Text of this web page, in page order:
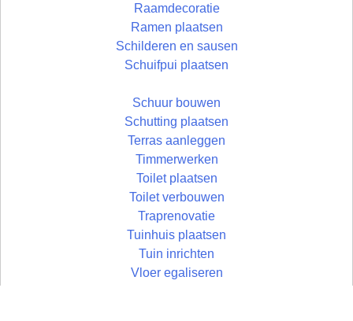
Raamdecoratie
Ramen plaatsen
Schilderen en sausen
Schuifpui plaatsen
Schuur bouwen
Schutting plaatsen
Terras aanleggen
Timmerwerken
Toilet plaatsen
Toilet verbouwen
Traprenovatie
Tuinhuis plaatsen
Tuin inrichten
Vloer egaliseren